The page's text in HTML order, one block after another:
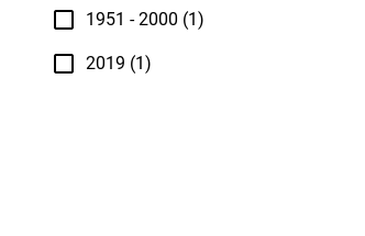
1951 - 2000 (1)
2019 (1)